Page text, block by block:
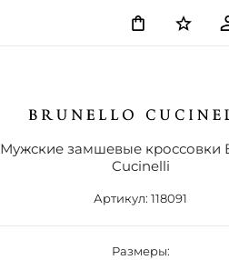
Мужские замшевые кроссовки
Cucinelli
Артикул: 118091
Размеры: